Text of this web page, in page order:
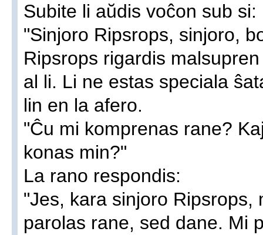
Subite li aŭdis voĉon sub si:
"Sinjoro Ripsrops, sinjoro,
Ripsrops rigardis
al li. Li ne estas speciala
lin en la afero.
"Ĉu mi komprenas rane?
konas min?"
La rano respondis:
"Jes, kara sinjoro Ripsrops,
parolas rane, sed dane. Mi